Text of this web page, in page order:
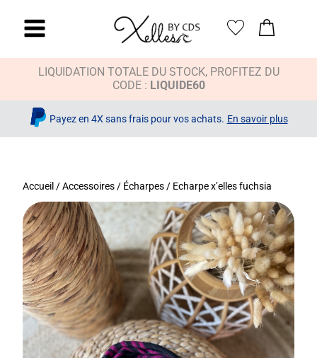
LIQUIDATION TOTALE DU STOCK, PROFITEZ DU
CODE : LIQUIDE60
Payez en 4X sans frais pour vos achats. En savoir plus
Accueil /Accessoires / Écharpes / Echarpe x’elles fuchsia